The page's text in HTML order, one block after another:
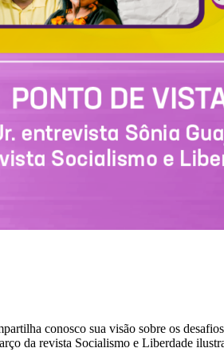
conosco sua visão sobre os
da revista Socialismo e Liberdade